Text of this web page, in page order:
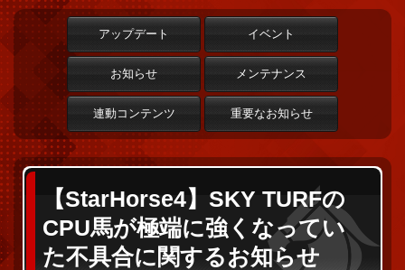
アップデート イベント
お知らせ メンテナンス
連動コンテンツ 重要なお知らせ
【StarHorse4】SKY TURFの
CPU馬が極端に強くなってい
た不具合に関するお知らせ